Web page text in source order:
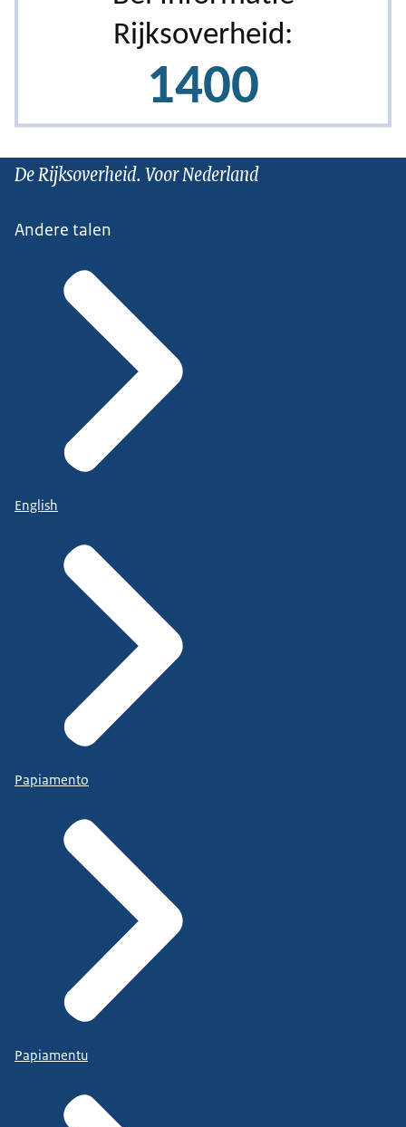
De Rijksoverheid. Voor Nederland
Andere talen
English
Papiamento
Papiamentu